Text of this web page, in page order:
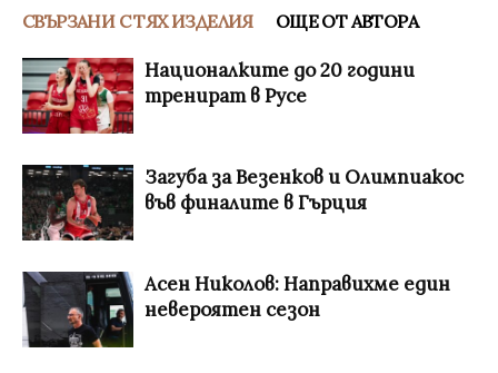
СВЪРЗАНИ С ТЯХ ИЗДЕЛИЯ ОЩЕ ОТ АВТОРА
Националките до 20 години
тренират в Русе
Загуба за Везенков и Олимпиакос
във финалите в Гърция
Асен Николов: Направихме един
невероятен сезон